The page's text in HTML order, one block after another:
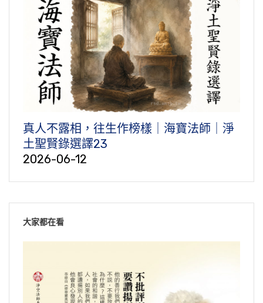
真人不露相，往生作榜樣｜海寶法師｜淨
土聖賢錄選譯23
2026-06-12
大家都在看